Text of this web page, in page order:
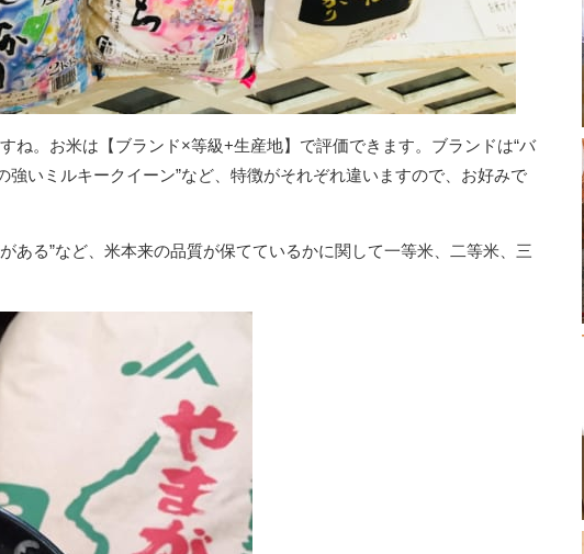
ね。お米は【ブランド×等級+生産地】で評価できます。ブランドは“バ
強いミルキークイーン”など、特徴がそれぞれ違いますので、お好みで
ある”など、米本来の品質が保てているかに関して一等米、二等米、三